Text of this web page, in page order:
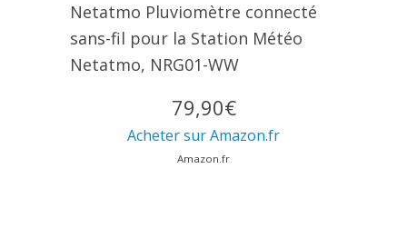
Netatmo Pluviomètre connecté
sans-fil pour la Station Météo
Netatmo, NRG01-WW
79,90€
Acheter sur Amazon.fr
Amazon.fr